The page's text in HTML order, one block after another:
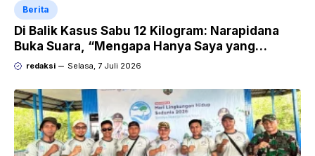
Berita
Di Balik Kasus Sabu 12 Kilogram: Narapidana
Buka Suara, “Mengapa Hanya Saya yang
Dipecat dan Dipidana?
redaksi Selasa, 7 Juli 2026